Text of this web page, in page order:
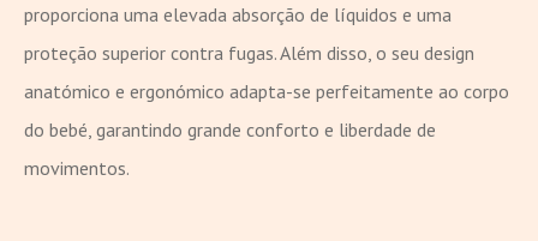
proporciona uma elevada absorção de líquidos e uma
proteção superior contra fugas. Além disso, o seu design
anatómico e ergonómico adapta-se perfeitamente ao corpo
do bebé, garantindo grande conforto e liberdade de
movimentos.